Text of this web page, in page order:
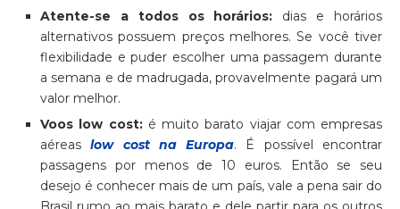
Atente-se a todos os horários: dias e horários
alternativos possuem preços melhores. Se você tiver
flexibilidade e puder escolher uma passagem durante
a semana e de madrugada, provavelmente pagará um
valor melhor.
Voos low cost:é muito barato viajar com empresas
aéreaslow cost na Europa. É possível encontrar
passagens por menos de 10 euros. Então se seu
desejo é conhecer mais de um país, vale a pena sair do